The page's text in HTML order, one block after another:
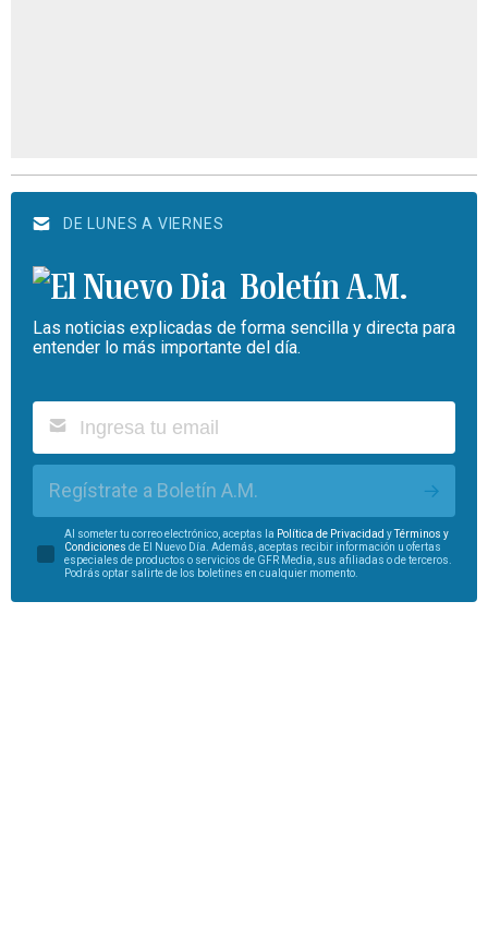
DE LUNES A VIERNES
Boletín A.M.
Las noticias explicadas de forma sencilla y directa para
entender lo más importante del día.
Regístrate a Boletín A.M.
Al someter tu correo electrónico, aceptas la Política de Privacidad yTérminos y
Condiciones de El Nuevo Día. Además, aceptas recibir información u ofertas
especiales de productos o servicios de GFR Media, sus afiliadas o de terceros.
Podrás optar salirte de los boletines en cualquier momento.